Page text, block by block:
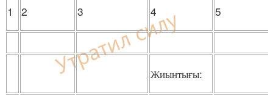
1 2 3 4 5
Жиынтығы: